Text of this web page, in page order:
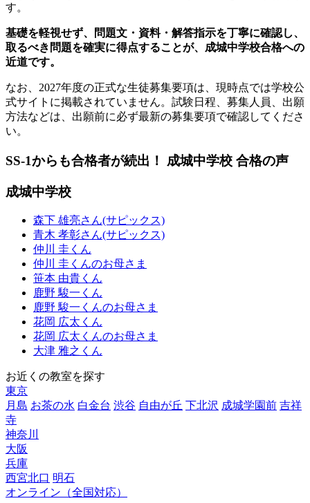
す。
基礎を軽視せず、問題文・資料・解答指示を丁寧に確認し、
取るべき問題を確実に得点することが、成城中学校合格への
近道です。
なお、2027年度の正式な生徒募集要項は、現時点では学校公
式サイトに掲載されていません。試験日程、募集人員、出願
方法などは、出願前に必ず最新の募集要項で確認してくださ
い。
SS-1からも合格者が続出！ 成城中学校 合格の声
成城中学校
森下 雄亮さん(サピックス)
青木 孝彰さん(サピックス)
仲川 圭くん
仲川 圭くんのお母さま
笹本 由貴くん
鹿野 駿一くん
鹿野 駿一くんのお母さま
花岡 広太くん
花岡 広太くんのお母さま
大津 雅之くん
お近くの教室を探す
東京
月島 お茶の水 白金台 渋谷 自由が丘 下北沢 成城学園前 吉祥
寺
神奈川
大阪
兵庫
西宮北口 明石
オンライン（全国対応）